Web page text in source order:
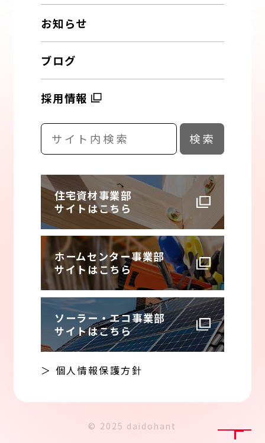
お知らせ
ブログ
採用情報
住宅資材事業部
サイトはこちら
ホームセンター事業部
サイトはこちら
ソーラー・エコ事業部
サイトはこちら
＞ 個人情報保護方針
© 2025 daidohant